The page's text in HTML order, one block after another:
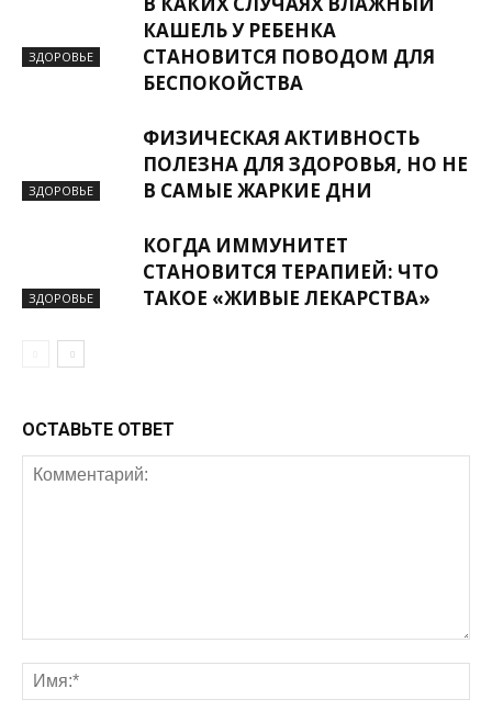
ЗДОРОВЬЕ
КАШЕЛЬ У РЕБЕНКА
СТАНОВИТСЯ ПОВОДОМ ДЛЯ
БЕСПОКОЙСТВА
ЗДОРОВЬЕ
ФИЗИЧЕСКАЯ АКТИВНОСТЬ
ПОЛЕЗНА ДЛЯ ЗДОРОВЬЯ, НО НЕ
В САМЫЕ ЖАРКИЕ ДНИ
ЗДОРОВЬЕ
КОГДА ИММУНИТЕТ
СТАНОВИТСЯ ТЕРАПИЕЙ: ЧТО
ТАКОЕ «ЖИВЫЕ ЛЕКАРСТВА»
ОСТАВЬТЕ ОТВЕТ